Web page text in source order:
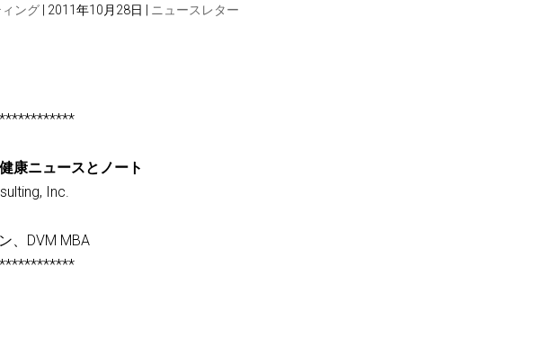
ング 2011年10月28日 ニュースレター
康ニュースとノート
Inc.
、DVM MBA